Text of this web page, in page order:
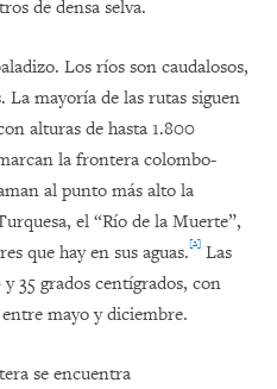
de densa selva.
Los ríos son caudalosos,
La mayoría de las rutas siguen
alturas de hasta 1.800
la frontera colombo-
al punto más alto la
el “Río de la Muerte”,
que hay en sus aguas.[2] Las
35 grados centígrados, con
mayo y diciembre.
se encuentra